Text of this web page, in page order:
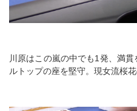
川原はこの嵐の中でも1発、満
ルトップの座を堅守。現女流桜